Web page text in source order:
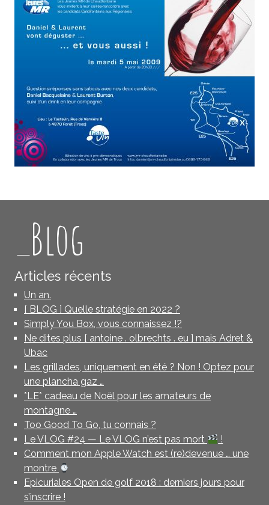
_Blog
Articles récents
Un an.
[ BLOG ] Quelle stratégie en 2022 ?
Simply You Box, vous connaissez !?
Ne dites plus [ antoine . olbrechts . eu ] mais Adret &
Ubac
Les grillades, uniquement en été ? Non ! Optez pour
une plancha gaz …
*LE* cadeau de Noël pour les amateurs de
montagne …
Too Good To Go, tu connais ?
Le VLOG #24 — Le VLOG n’est pas mort
!
Comment mon Apple Watch est (re)devenue … une
montre
Epicuriales Open de golf 2018 : derniers jours pour
s’inscrire !